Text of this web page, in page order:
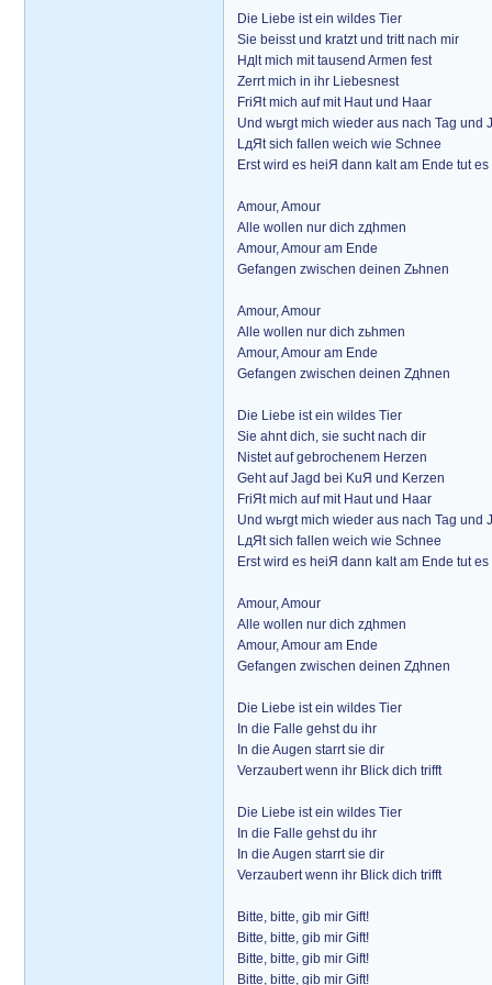
Die Liebe ist ein wildes Tier
Sie beisst und kratzt und tritt nach mir
Hдlt mich mit tausend Armen fest
Zerrt mich in ihr Liebesnest
FriЯt mich auf mit Haut und Haar
Und wьrgt mich wieder aus nach Tag und
LдЯt sich fallen weich wie Schnee
Erst wird es heiЯ dann kalt am Ende tut es
Amour, Amour
Alle wollen nur dich zдhmen
Amour, Amour am Ende
Gefangen zwischen deinen Zьhnen
Amour, Amour
Alle wollen nur dich zьhmen
Amour, Amour am Ende
Gefangen zwischen deinen Zдhnen
Die Liebe ist ein wildes Tier
Sie ahnt dich, sie sucht nach dir
Nistet auf gebrochenem Herzen
Geht auf Jagd bei KuЯ und Kerzen
FriЯt mich auf mit Haut und Haar
Und wьrgt mich wieder aus nach Tag und
LдЯt sich fallen weich wie Schnee
Erst wird es heiЯ dann kalt am Ende tut es
Amour, Amour
Alle wollen nur dich zдhmen
Amour, Amour am Ende
Gefangen zwischen deinen Zдhnen
Die Liebe ist ein wildes Tier
In die Falle gehst du ihr
In die Augen starrt sie dir
Verzaubert wenn ihr Blick dich trifft
Die Liebe ist ein wildes Tier
In die Falle gehst du ihr
In die Augen starrt sie dir
Verzaubert wenn ihr Blick dich trifft
Bitte, bitte, gib mir Gift!
Bitte, bitte, gib mir Gift!
Bitte, bitte, gib mir Gift!
Bitte, bitte, gib mir Gift!